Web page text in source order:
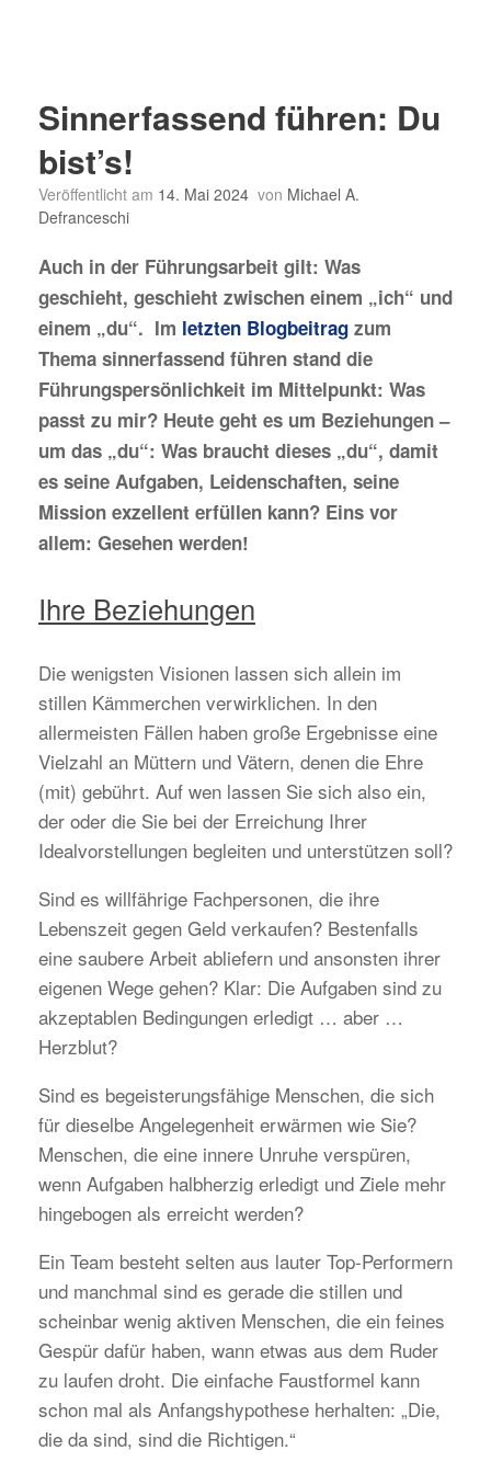
Sinnerfassend führen: Du
bist’s!
Veröffentlicht am 14. Mai 2024 von Michael A.
Defranceschi
Auch in der Führungsarbeit gilt: Was
geschieht, geschieht zwischen einem „ich“ und
einem „du“. Im letzten Blogbeitrag zum
Thema sinnerfassend führen stand die
Führungspersönlichkeit im Mittelpunkt: Was
passt zu mir? Heute geht es um Beziehungen –
um das „du“: Was braucht dieses „du“, damit
es seine Aufgaben, Leidenschaften, seine
Mission exzellent erfüllen kann? Eins vor
allem: Gesehen werden!
Ihre Beziehungen
Die wenigsten Visionen lassen sich allein im
stillen Kämmerchen verwirklichen. In den
allermeisten Fällen haben große Ergebnisse eine
Vielzahl an Müttern und Vätern, denen die Ehre
(mit) gebührt. Auf wen lassen Sie sich also ein,
der oder die Sie bei der Erreichung Ihrer
Idealvorstellungen begleiten und unterstützen soll?
Sind es willfährige Fachpersonen, die ihre
Lebenszeit gegen Geld verkaufen? Bestenfalls
eine saubere Arbeit abliefern und ansonsten ihrer
eigenen Wege gehen? Klar: Die Aufgaben sind zu
akzeptablen Bedingungen erledigt … aber …
Herzblut?
Sind es begeisterungsfähige Menschen, die sich
für dieselbe Angelegenheit erwärmen wie Sie?
Menschen, die eine innere Unruhe verspüren,
wenn Aufgaben halbherzig erledigt und Ziele mehr
hingebogen als erreicht werden?
Ein Team besteht selten aus lauter Top-Performern
und manchmal sind es gerade die stillen und
scheinbar wenig aktiven Menschen, die ein feines
Gespür dafür haben, wann etwas aus dem Ruder
zu laufen droht. Die einfache Faustformel kann
schon mal als Anfangshypothese herhalten: „Die,
die da sind, sind die Richtigen.“